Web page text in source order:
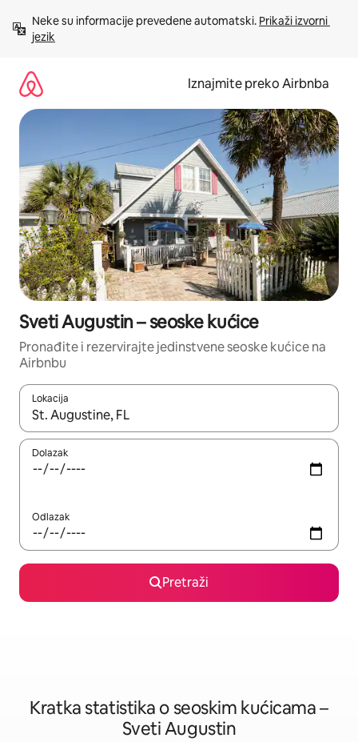
sadržaj
Neke su informacije prevedene automatski. Prikaži izvorni
jezik
Iznajmite preko Airbnba
Sveti Augustin – seoske kućice
Pronađite i rezervirajte jedinstvene seoske kućice na
Airbnbu
Lokacija
Kada budu dostupni rezultati, moći ćete ih pregledati
Dolazak
Odlazak
Pretraži
Kratka statistika o seoskim kućicama –
Sveti Augustin